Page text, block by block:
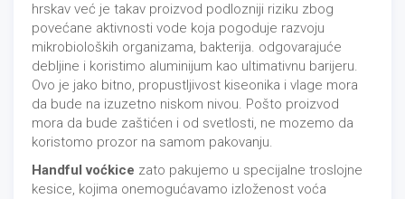
hrskav već je takav proizvod podlozniji riziku zbog
povećane aktivnosti vode koja pogoduje razvoju
mikrobioloških organizama, bakterija. odgovarajuće
debljine i koristimo aluminijum kao ultimativnu barijeru.
Ovo je jako bitno, propustljivost kiseonika i vlage mora
da bude na izuzetno niskom nivou. Pošto proizvod
mora da bude zaštićen i od svetlosti, ne mozemo da
koristomo prozor na samom pakovanju.
Handful voćkice zato pakujemo u specijalne troslojne
kesice, kojima onemogućavamo izloženost voća